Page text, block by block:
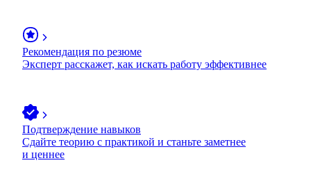
Рекомендация по резюме
Эксперт расскажет, как искать работу эффективнее
Подтверждение навыков
Сдайте теорию с практикой и станьте заметнее
и ценнее